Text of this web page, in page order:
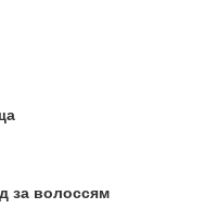
за волоссям